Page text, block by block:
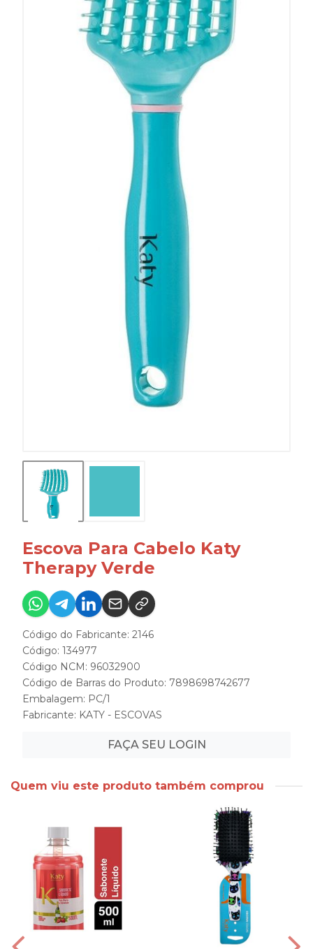
Escova Para Cabelo Katy
Therapy Verde
Código do Fabricante: 2146
Código: 134977
Código NCM: 96032900
Código de Barras do Produto: 7898698742677
Embalagem: PC/1
Fabricante: KATY - ESCOVAS
FAÇA SEU LOGIN
Quem viu este produto também comprou